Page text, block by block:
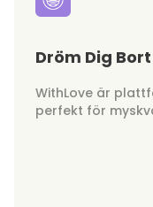
Dröm Dig Bort
WithLove är
perfekt för